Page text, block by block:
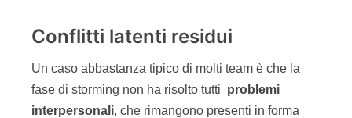
Conflitti latenti residui
Un caso abbastanza tipico di molti team è che la
fase di storming non ha risolto tutti problemi
interpersonali, che rimangono presenti in forma